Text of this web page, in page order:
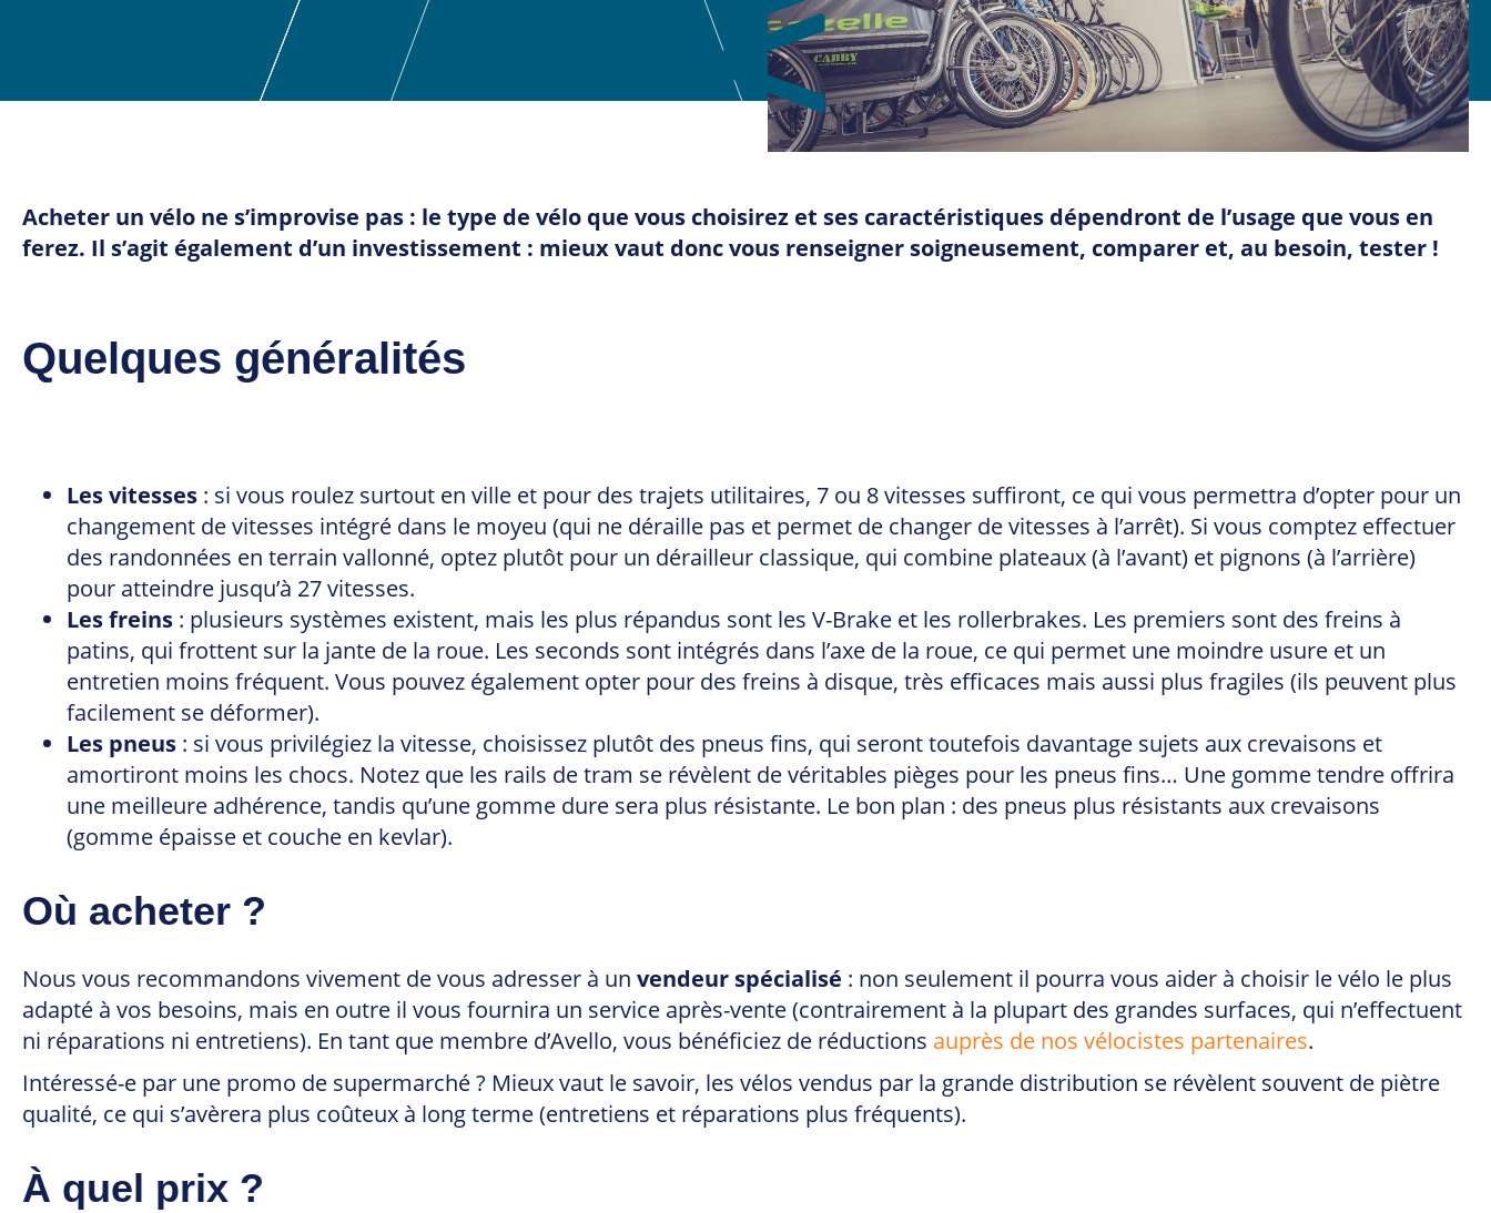
Acheter un vélo ne s’improvise pas : le type de vélo que vous choisirez et ses caractéristiques dépendront de l’usage que vous en
ferez. Il s’agit également d’un investissement : mieux vaut donc vous renseigner soigneusement, comparer et, au besoin, tester !
Quelques généralités
Les vitesses : si vous roulez surtout en ville et pour des trajets utilitaires, 7 ou 8 vitesses suffiront, ce qui vous permettra d’opter pour un
changement de vitesses intégré dans le moyeu (qui ne déraille pas et permet de changer de vitesses à l’arrêt). Si vous comptez effectuer
des randonnées en terrain vallonné, optez plutôt pour un dérailleur classique, qui combine plateaux (à l’avant) et pignons (à l’arrière)
pour atteindre jusqu’à 27 vitesses.
Les freins : plusieurs systèmes existent, mais les plus répandus sont les V-Brake et les rollerbrakes. Les premiers sont des freins à
patins, qui frottent sur la jante de la roue. Les seconds sont intégrés dans l’axe de la roue, ce qui permet une moindre usure et un
entretien moins fréquent. Vous pouvez également opter pour des freins à disque, très efficaces mais aussi plus fragiles (ils peuvent plus
facilement se déformer).
Les pneus : si vous privilégiez la vitesse, choisissez plutôt des pneus fins, qui seront toutefois davantage sujets aux crevaisons et
amortiront moins les chocs. Notez que les rails de tram se révèlent de véritables pièges pour les pneus fins… Une gomme tendre offrira
une meilleure adhérence, tandis qu’une gomme dure sera plus résistante. Le bon plan : des pneus plus résistants aux crevaisons
(gomme épaisse et couche en kevlar).
Où acheter ?
Nous vous recommandons vivement de vous adresser à un vendeur spécialisé : non seulement il pourra vous aider à choisir le vélo le plus
adapté à vos besoins, mais en outre il vous fournira un service après-vente (contrairement à la plupart des grandes surfaces, qui n’effectuent
ni réparations ni entretiens). En tant que membre d’Avello, vous bénéficiez de réductions auprès de nos vélocistes partenaires.
Intéressé-e par une promo de supermarché ? Mieux vaut le savoir, les vélos vendus par la grande distribution se révèlent souvent de piètre
qualité, ce qui s’avèrera plus coûteux à long terme (entretiens et réparations plus fréquents).
À quel prix ?